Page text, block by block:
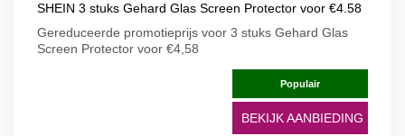
SHEIN 3 stuks Gehard Glas Screen Protector voor €4.58
Gereduceerde promotieprijs voor 3 stuks Gehard Glas
Screen Protector voor €4,58
Populair
BEKIJK AANBIEDING